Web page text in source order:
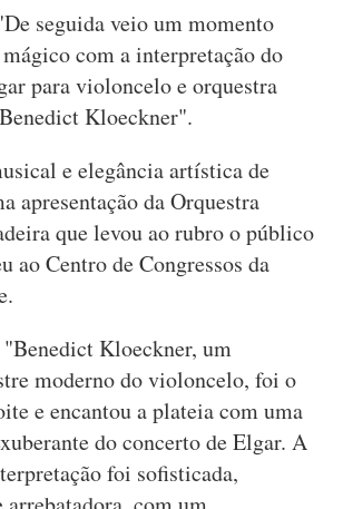
seguida veio um momento
com a interpretação do
para violoncelo e orquestra
Kloeckner".
e elegância artística de
apresentação da Orquestra
que levou ao rubro o público
ao Centro de Congressos da
Kloeckner, um
moderno do violoncelo, foi o
e encantou a plateia com uma
do concerto de Elgar. A
foi sofisticada,